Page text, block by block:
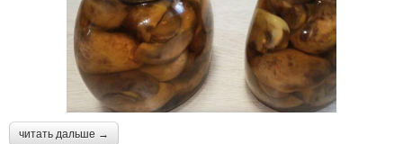
читать дальше →